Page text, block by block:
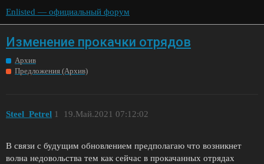
Enlisted — официальный форум
Изменение прокачки отрядов
Архив
Предложения (Архив)
Steel_Petrel 19.Май.2021 07:12:02
1
В связи с будущим обновлением предполагаю что возникнет
волна недовольства тем как сейчас в прокачанных отрядах